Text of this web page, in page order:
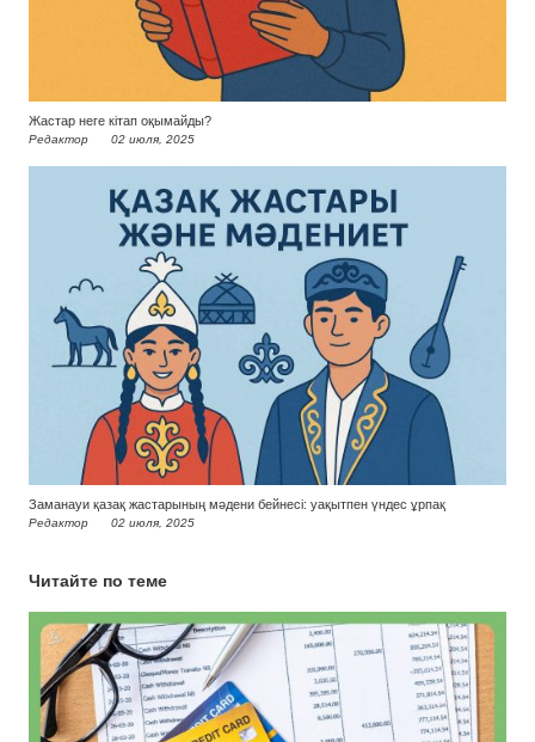
Жастар неге кітап оқымайды?
Редактор 02 июля, 2025
Заманауи қазақ жастарының мәдени бейнесі: уақытпен үндес ұрпақ
Редактор 02 июля, 2025
Читайте по теме